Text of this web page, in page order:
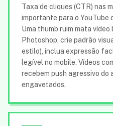
Taxa de cliques (CTR) nas
importante para o YouTube
Uma thumb ruim mata vídeo
Photoshop, crie padrão
estilo), inclua expressão
legível no mobile. Vídeos
recebem push agressivo do
engavetados.